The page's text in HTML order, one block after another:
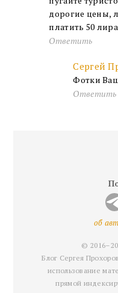
дорогие цены,
платить 50
Ответить
Сергей
Фотки
Ответить
об
©
Блог Сергея
использование
прямой